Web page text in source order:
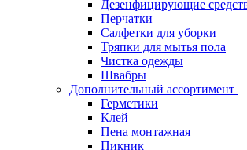
Дезенфицирующие
Перчатки
Салфетки для уборки
Тряпки для мытья пола
Чистка одежды
Швабры
Дополнительный ассортимент
Герметики
Клей
Пена монтажная
Пикник